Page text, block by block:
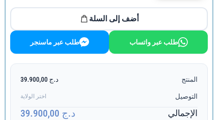
أضف إلى السلة
طلب عبر واتساب طلب عبر ماسنجر
المنتج د.ج 39.900,00
التوصيل اختر الولاية
الإجمالي د.ج 39.900,00